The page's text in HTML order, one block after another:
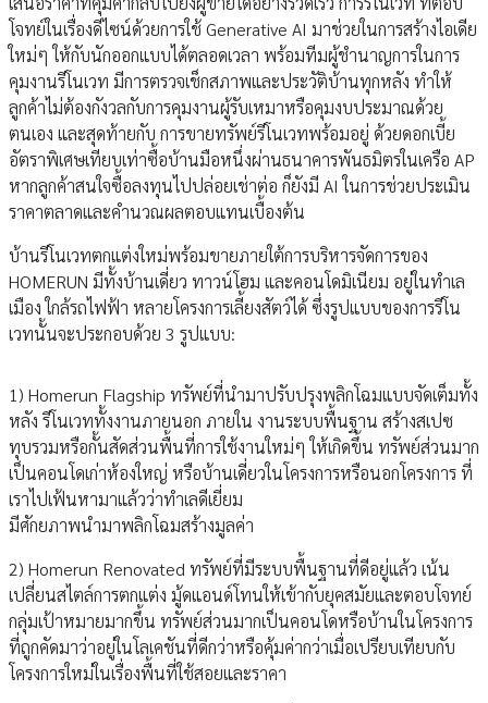
โจทย์ในเรื่องดีไซน์ด้วยการใช้ Generative AI มาช่วยในการสร้างไอเดีย
ใหม่ๆ ให้กับนักออกแบบได้ตลอดเวลา พร้อมทีมผู้ชำนาญการในการ
คุมงานรีโนเวท มีการตรวจเช็กสภาพและประวัติบ้านทุกหลัง ทำให้
ลูกค้าไม่ต้องกังวลกับการคุมงานผู้รับเหมาหรือคุมงบประมาณด้วย
ตนเอง และสุดท้ายกับ การขายทรัพย์รีโนเวทพร้อมอยู่ ด้วยดอกเบี้ย
อัตราพิเศษเทียบเท่าซื้อบ้านมือหนึ่งผ่านธนาคารพันธมิตรในเครือ AP
หากลูกค้าสนใจซื้อลงทุนไปปล่อยเช่าต่อ ก็ยังมี AI ในการช่วยประเมิน
ราคาตลาดและคำนวณผลตอบแทนเบื้องต้น
บ้านรีโนเวทตกแต่งใหม่พร้อมขายภายใต้การบริหารจัดการของ
HOMERUN มีทั้งบ้านเดี่ยว ทาวน์โฮม และคอนโดมิเนียม อยู่ในทำเล
เมือง ใกล้รถไฟฟ้า หลายโครงการเลี้ยงสัตว์ได้ ซึ่งรูปแบบของการรีโน
เวทนั้นจะประกอบด้วย 3 รูปแบบ:
1) Homerun Flagship ทรัพย์ที่นำมาปรับปรุงพลิกโฉมแบบจัดเต็มทั้ง
หลัง รีโนเวททั้งงานภายนอก ภายใน งานระบบพื้นฐาน สร้างสเปซ
ทุบรวมหรือกั้นสัดส่วนพื้นที่การใช้งานใหม่ๆ ให้เกิดขึ้น ทรัพย์ส่วนมาก
เป็นคอนโดเก่าห้องใหญ่ หรือบ้านเดี่ยวในโครงการหรือนอกโครงการ ที่
เราไปเฟ้นหามาแล้วว่าทำเลดีเยี่ยม
มีศักยภาพนำมาพลิกโฉมสร้างมูลค่า
2) Homerun Renovated ทรัพย์ที่มีระบบพื้นฐานที่ดีอยู่แล้ว เน้น
เปลี่ยนสไตล์การตกแต่ง มู้ดแอนด์โทนให้เข้ากับยุคสมัยและตอบโจทย์
กลุ่มเป้าหมายมากขึ้น ทรัพย์ส่วนมากเป็นคอนโดหรือบ้านในโครงการ
ที่ถูกคัดมาว่าอยู่ในโลเคชันที่ดีกว่าหรือคุ้มค่ากว่าเมื่อเปรียบเทียบกับ
โครงการใหม่ในเรื่องพื้นที่ใช้สอยและราคา